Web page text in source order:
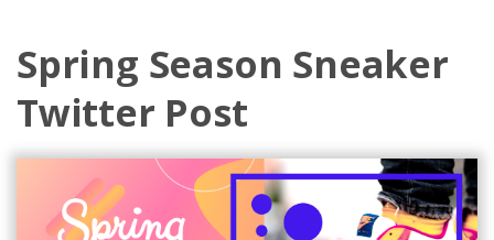
Spring Season Sneaker
Twitter Post